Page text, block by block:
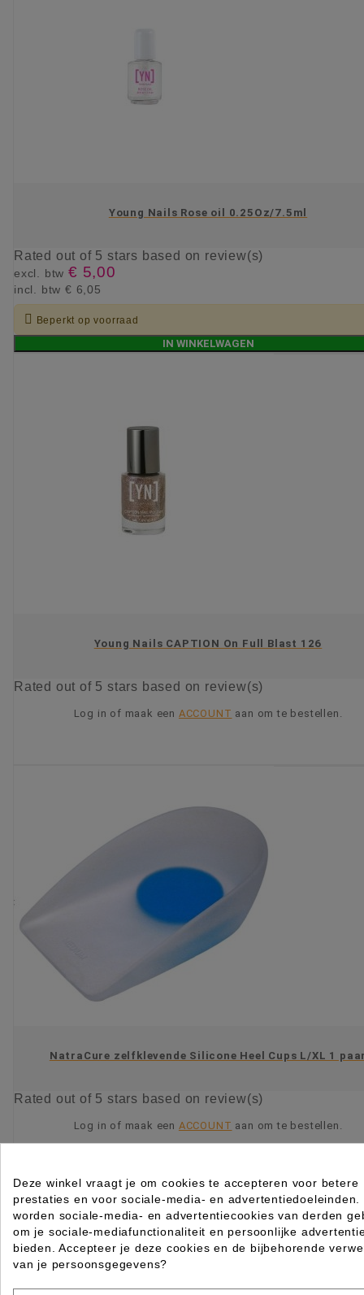
Young Nails Rose oil 0.25Oz/7.5ml
Rated out of 5 stars based on review(s)
excl. btw € 5,00
incl. btw € 6,05
 Beperkt op voorraad
IN WINKELWAGEN
Young Nails CAPTION On Full Blast 126
Rated out of 5 stars based on review(s)
Log in of maak een ACCOUNT aan om te bestellen.
NatraCure zelfklevende Silicone Heel Cups L/XL 1
Rated out of 5 stars based on review(s)
Log in of maak een ACCOUNT aan om te bestellen.
Deze winkel vraagt je om cookies te accepteren voor betere
prestaties en voor sociale-media- en advertentiedoeleinden.
worden sociale-media- en advertentiecookies van derden
om je sociale-mediafunctionaliteit en persoonlijke
bieden. Accepteer je deze cookies en de bijbehorende
van je persoonsgegevens?